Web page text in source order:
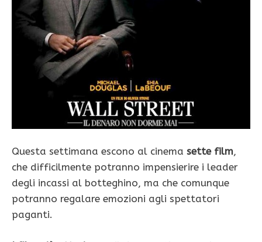
Questa settimana escono al cinema sette film,
che difficilmente potranno impensierire i leader
degli incassi al botteghino, ma che comunque
potranno regalare emozioni agli spettatori
paganti.